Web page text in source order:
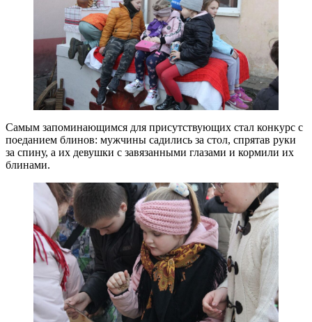
Самым запоминающимся для присутствующих стал конкурс с
поеданием блинов: мужчины садились за стол, спрятав руки
за спину, а их девушки с завязанными глазами и кормили их
блинами.